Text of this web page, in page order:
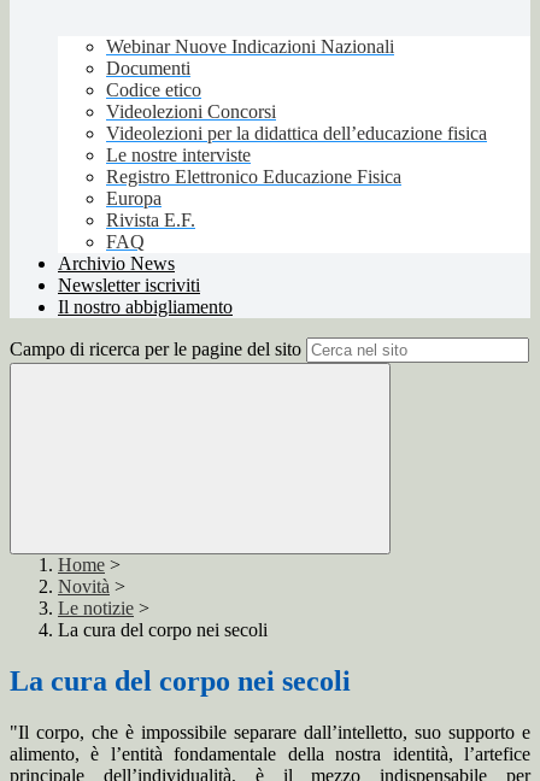
Webinar Nuove Indicazioni Nazionali
Documenti
Codice etico
Videolezioni Concorsi
Videolezioni per la didattica dell’educazione fisica
Le nostre interviste
Registro Elettronico Educazione Fisica
Europa
Rivista E.F.
FAQ
Archivio News
Newsletter iscriviti
Il nostro abbigliamento
Campo di ricerca per le pagine del sito
Home >
Novità >
Le notizie >
La cura del corpo nei secoli
La cura del corpo nei secoli
"Il corpo, che è impossibile separare dall’intelletto, suo supporto e
alimento, è l’entità fondamentale della nostra identità, l’artefice
principale dell’individualità, è il mezzo indispensabile per